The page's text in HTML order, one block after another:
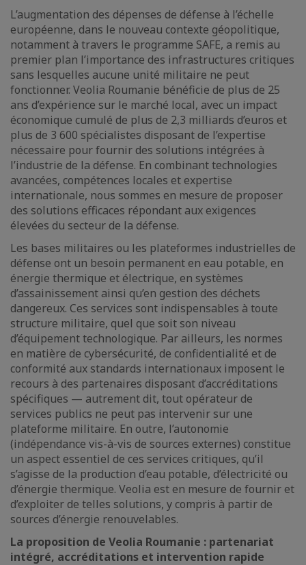
L’augmentation des dépenses de défense à l’échelle
européenne, dans le nouveau contexte géopolitique,
notamment à travers le programme SAFE, a remis au
premier plan l’importance des infrastructures critiques
sans lesquelles aucune unité militaire ne peut
fonctionner. Veolia Roumanie bénéficie de plus de 25
ans d’expérience sur le marché local, avec un impact
économique cumulé de plus de 2,3 milliards d’euros et
plus de 3 600 spécialistes disposant de l’expertise
nécessaire pour fournir des solutions intégrées à
l’industrie de la défense. En combinant technologies
avancées, compétences locales et expertise
internationale, nous sommes en mesure de proposer
des solutions efficaces répondant aux exigences
élevées du secteur de la défense.
Les bases militaires ou les plateformes industrielles de
défense ont un besoin permanent en eau potable, en
énergie thermique et électrique, en systèmes
d’assainissement ainsi qu’en gestion des déchets
dangereux. Ces services sont indispensables à toute
structure militaire, quel que soit son niveau
d’équipement technologique. Par ailleurs, les normes
en matière de cybersécurité, de confidentialité et de
conformité aux standards internationaux imposent le
recours à des partenaires disposant d’accréditations
spécifiques — autrement dit, tout opérateur de
services publics ne peut pas intervenir sur une
plateforme militaire. En outre, l’autonomie
(indépendance vis-à-vis de sources externes) constitue
un aspect essentiel de ces services critiques, qu’il
s’agisse de la production d’eau potable, d’électricité ou
d’énergie thermique. Veolia est en mesure de fournir et
d’exploiter de telles solutions, y compris à partir de
sources d’énergie renouvelables.
La proposition de Veolia Roumanie : partenariat
intégré, accréditations et intervention rapide